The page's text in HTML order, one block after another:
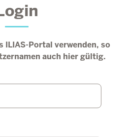
ILIAS-Portal verwenden, so
auch hier gültig.